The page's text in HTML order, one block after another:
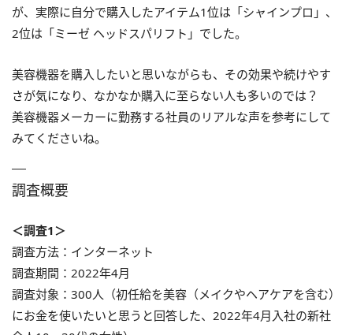
が、実際に自分で購入したアイテム1位は「シャインプロ」、
2位は「ミーゼ ヘッドスパリフト」でした。
美容機器を購入したいと思いながらも、その効果や続けやす
さが気になり、なかなか購入に至らない人も多いのでは？
美容機器メーカーに勤務する社員のリアルな声を参考にして
みてくださいね。
調査概要
＜調査1＞
調査方法：インターネット
調査期間：2022年4月
調査対象：300人（初任給を美容（メイクやヘアケアを含む）
にお金を使いたいと思うと回答した、2022年4月入社の新社